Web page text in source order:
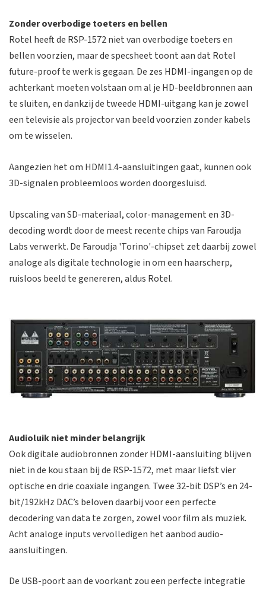
Zonder overbodige toeters en bellen
Rotel heeft de RSP-1572 niet van overbodige toeters en
bellen voorzien, maar de specsheet toont aan dat Rotel
future-proof te werk is gegaan. De zes HDMI-ingangen op de
achterkant moeten volstaan om al je HD-beeldbronnen aan
te sluiten, en dankzij de tweede HDMI-uitgang kan je zowel
een televisie als projector van beeld voorzien zonder kabels
om te wisselen.
Aangezien het om HDMI1.4-aansluitingen gaat, kunnen ook
3D-signalen probleemloos worden doorgesluisd.
Upscaling van SD-materiaal, color-management en 3D-
decoding wordt door de meest recente chips van Faroudja
Labs verwerkt. De Faroudja 'Torino'-chipset zet daarbij zowel
analoge als digitale technologie in om een haarscherp,
ruisloos beeld te genereren, aldus Rotel.
Audioluik niet minder belangrijk
Ook digitale audiobronnen zonder HDMI-aansluiting blijven
niet in de kou staan bij de RSP-1572, met maar liefst vier
optische en drie coaxiale ingangen. Twee 32-bit DSP’s en 24-
bit/192kHz DAC’s beloven daarbij voor een perfecte
decodering van data te zorgen, zowel voor film als muziek.
Acht analoge inputs vervolledigen het aanbod audio-
aansluitingen.
De USB-poort aan de voorkant zou een perfecte integratie